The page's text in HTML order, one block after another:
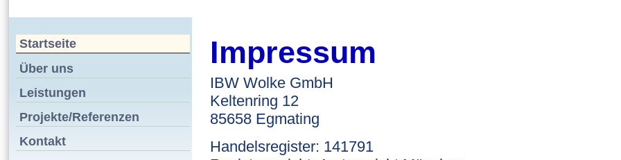
Startseite
Über uns
Leistungen
Projekte/Referenzen
Kontakt
Impressum
IBW Wolke GmbH
Keltenring 12
85658 Egmating
Handelsregister: 141791